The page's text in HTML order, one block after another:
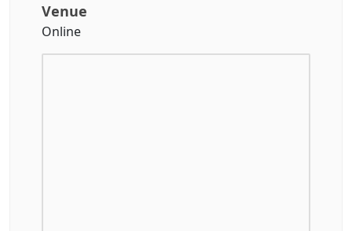
Venue
Online